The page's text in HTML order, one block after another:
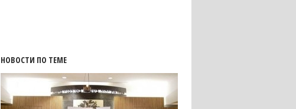
НОВОСТИ ПО ТЕМЕ